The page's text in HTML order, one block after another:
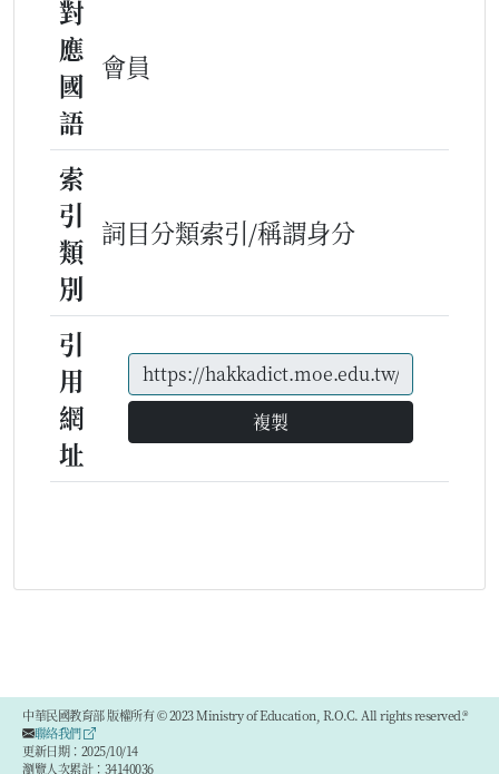
對
應
國
語
會員
索
引
類
別
詞目分類索引/稱謂身分
引
用
網
址
複製
中華民國教育部 版權所有 © 2023 Ministry of Education, R.O.C. All rights reserved.®
聯絡我們
更新日期：2025/10/14
瀏覽人次累計：34140036